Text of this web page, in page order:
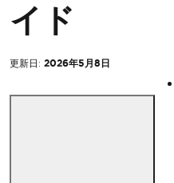
イド
更新日: 2026年5月8日